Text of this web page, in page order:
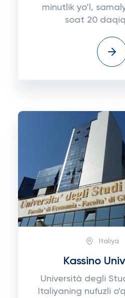
minutlik yo’l,
soat 20
Italiya
Kassino
Università degli
Italiyaning nufuzli